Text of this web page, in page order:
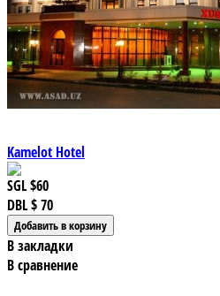
Kamelot Hotel
SGL$60
DBL$ 70
В закладки
В сравнение